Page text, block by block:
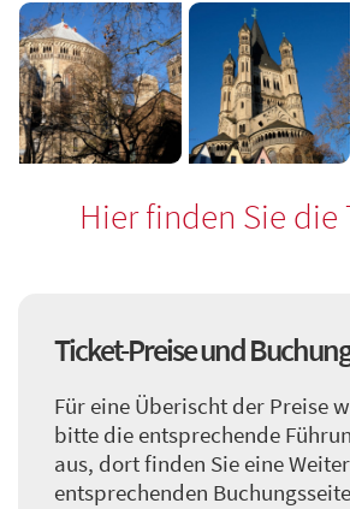
Hier finden Sie die
Ticket-Preise und
Für eine Überischt der Preise
bitte die entsprechende
aus, dort finden Sie eine
entsprechenden